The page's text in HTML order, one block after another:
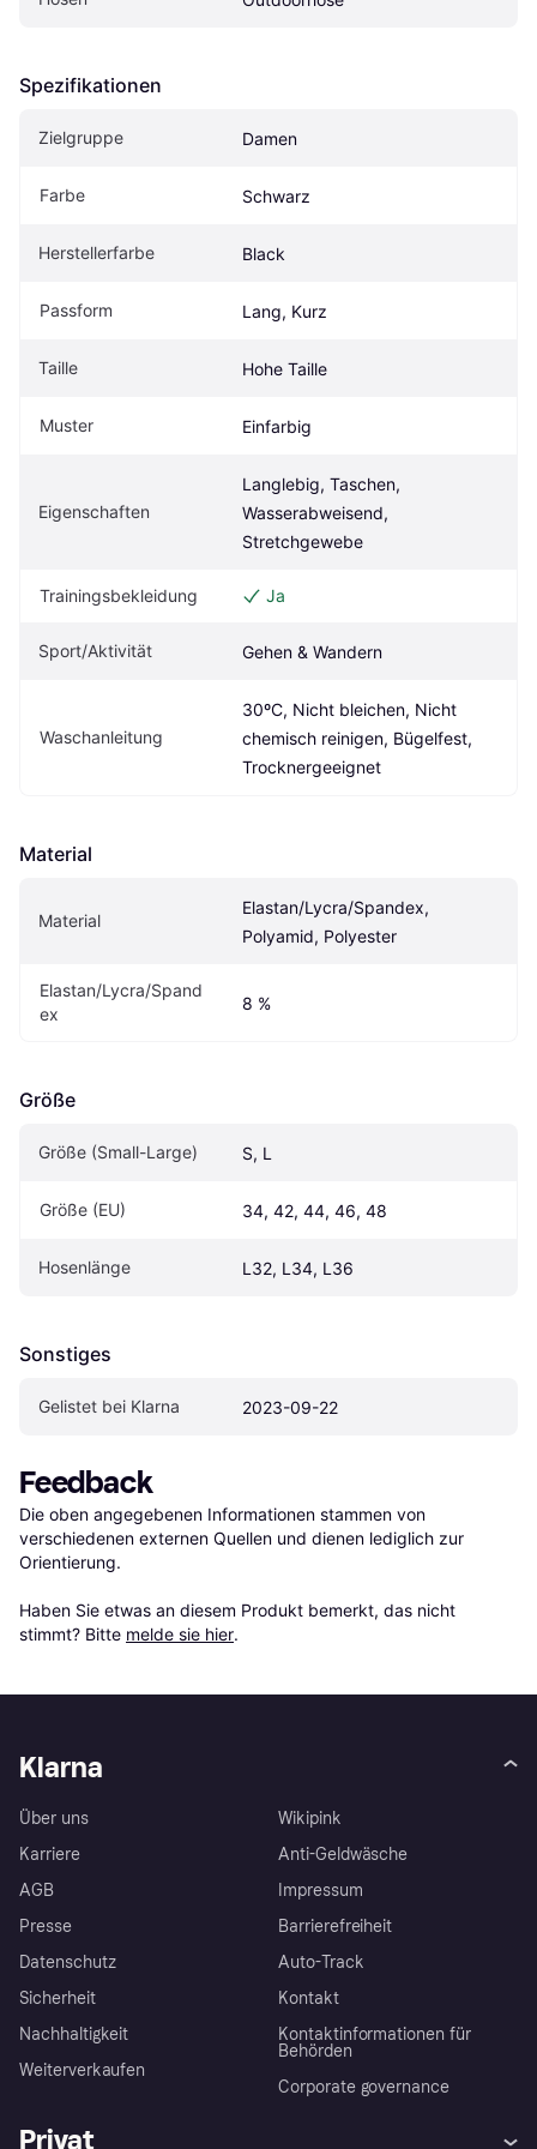
Spezifikationen
Zielgruppe Damen
Farbe Schwarz
Herstellerfarbe Black
Passform Lang, Kurz
Taille Hohe Taille
Muster Einfarbig
Eigenschaften
Langlebig, Taschen,
Wasserabweisend,
Stretchgewebe
Trainingsbekleidung Ja
Sport/Aktivität Gehen & Wandern
Waschanleitung
30ºC, Nicht bleichen, Nicht
chemisch reinigen, Bügelfest,
Trocknergeeignet
Material
Material
Elastan/Lycra/Spandex,
Polyamid, Polyester
Elastan/Lycra/Spand
ex
8 %
Größe
Größe (Small-Large) S, L
Größe (EU) 34, 42, 44, 46, 48
Hosenlänge L32, L34, L36
Sonstiges
Gelistet bei Klarna 2023-09-22
Feedback
Die oben angegebenen Informationen stammen von
verschiedenen externen Quellen und dienen lediglich zur
Orientierung.
Haben Sie etwas an diesem Produkt bemerkt, das nicht
stimmt? Bitte melde sie hier.
Klarna
Über uns
Karriere
AGB
Presse
Datenschutz
Sicherheit
Nachhaltigkeit
Weiterverkaufen
Wikipink
Anti-Geldwäsche
Impressum
Barrierefreiheit
Auto-Track
Kontakt
Kontaktinformationen für
Behörden
Corporate governance
Privat